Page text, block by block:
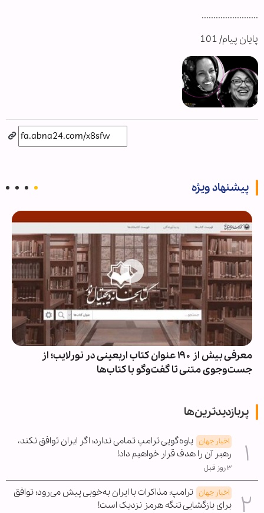
........................
پایان پیام/ 101
پیشنهاد ویژه
معرفی بیش از ۱۹۰ عنوان کتاب اربعینی در نورلایب؛ از
جست‌وجوی متنی تا گفت‌وگو با کتاب‌ها
پربازدیدترین‌ها
اخبار جهان یاوه‌گویی ترامپ تمامی ندارد؛ اگر ایران توافق نکند،
رهبر آن را هدف قرار خواهیم داد!
۳ روز قبل
اخبار جهان ترامپ: مذاکرات با ایران به‌خوبی پیش می‌رود؛ توافق
برای بازگشایی تنگه هرمز نزدیک است!